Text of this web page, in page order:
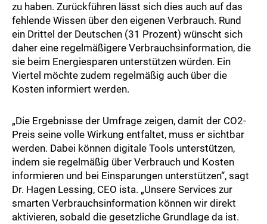
zu haben. Zurückführen lässt sich dies auch auf das
fehlende Wissen über den eigenen Verbrauch. Rund
ein Drittel der Deutschen (31 Prozent) wünscht sich
daher eine regelmäßigere Verbrauchsinformation, die
sie beim Energiesparen unterstützen würden. Ein
Viertel möchte zudem regelmäßig auch über die
Kosten informiert werden.
„Die Ergebnisse der Umfrage zeigen, damit der CO2-
Preis seine volle Wirkung entfaltet, muss er sichtbar
werden. Dabei können digitale Tools unterstützen,
indem sie regelmäßig über Verbrauch und Kosten
informieren und bei Einsparungen unterstützen“, sagt
Dr. Hagen Lessing, CEO ista. „Unsere Services zur
smarten Verbrauchsinformation können wir direkt
aktivieren, sobald die gesetzliche Grundlage da ist.